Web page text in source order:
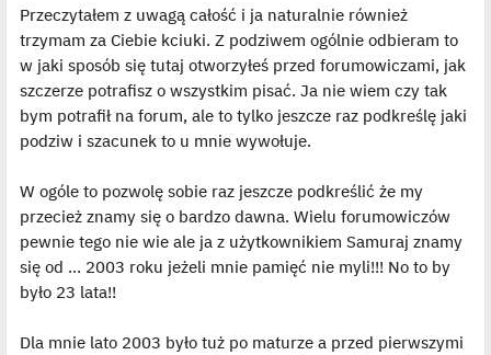
t
l
o
j
e
d
n
z
o
s
t
Przeczytałem z uwagą całość i ja naturalnie również
trzymam za Ciebie kciuki. Z podziwem ogólnie odbieram to
w jaki sposób się tutaj otworzyłeś przed forumowiczami, jak
szczerze potrafisz o wszystkim pisać. Ja nie wiem czy tak
bym potrafił na forum, ale to tylko jeszcze raz podkreślę jaki
podziw i szacunek to u mnie wywołuje.
W ogóle to pozwolę sobie raz jeszcze podkreślić że my
przecież znamy się o bardzo dawna. Wielu forumowiczów
pewnie tego nie wie ale ja z użytkownikiem Samuraj znamy
się od ... 2003 roku jeżeli mnie pamięć nie myli!!! No to by
było 23 lata!!
Dla mnie lato 2003 było tuż po maturze a przed pierwszymi